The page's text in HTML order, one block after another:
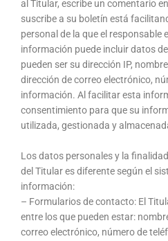
al Titular, escribe un comentario
suscribe a su boletín está
personal de la que el responsable
información puede incluir datos
pueden ser su dirección IP,
dirección de correo electrónico,
información. Al facilitar esta
consentimiento para que su
utilizada, gestionada y
Los datos personales y la
del Titular es diferente según el
información:
– Formularios de contacto: El
entre los que pueden estar:
correo electrónico, número de